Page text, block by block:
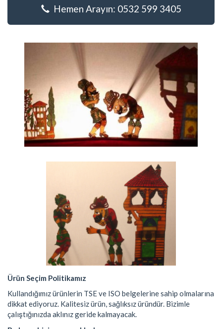
Hemen Arayın: 0532 599 3405
Ürün Seçim Politikamız
Kullandığımız ürünlerin TSE ve ISO belgelerine sahip olmalarına
dikkat ediyoruz. Kalitesiz ürün, sağlıksız üründür. Bizimle
çalıştığınızda aklınız geride kalmayacak.